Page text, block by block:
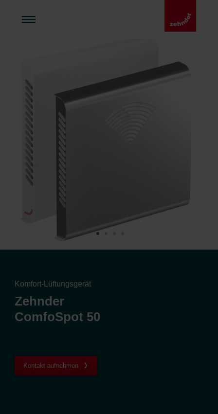
Komfort-Lüftungsgerät
Zehnder
ComfoSpot 50
Kontakt aufnehmen